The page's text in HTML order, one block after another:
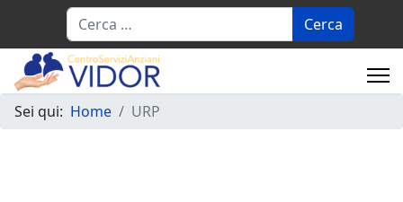
Cerca
Sei qui: Home URP